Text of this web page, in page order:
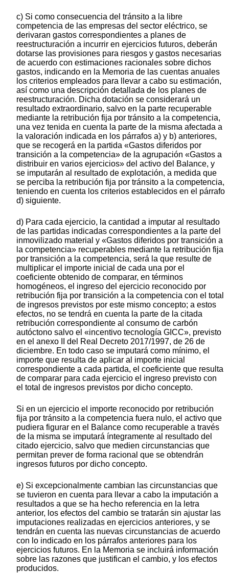
c) Si como consecuencia del tránsito a la libre
competencia de las empresas del sector eléctrico, se
derivaran gastos correspondientes a planes de
reestructuración a incurrir en ejercicios futuros, deberán
dotarse las provisiones para riesgos y gastos necesarias
de acuerdo con estimaciones racionales sobre dichos
gastos, indicando en la Memoria de las cuentas anuales
los criterios empleados para llevar a cabo su estimación,
así como una descripción detallada de los planes de
reestructuración. Dicha dotación se considerará un
resultado extraordinario, salvo en la parte recuperable
mediante la retribución fija por tránsito a la competencia,
una vez tenida en cuenta la parte de la misma afectada a
la valoración indicada en los párrafos a) y b) anteriores,
que se recogerá en la partida «Gastos diferidos por
transición a la competencia» de la agrupación «Gastos a
distribuir en varios ejercicios» del activo del Balance, y
se imputarán al resultado de explotación, a medida que
se perciba la retribución fija por tránsito a la competencia,
teniendo en cuenta los criterios establecidos en el párrafo
d) siguiente.
d) Para cada ejercicio, la cantidad a imputar al resultado
de las partidas indicadas correspondientes a la parte del
inmovilizado material y «Gastos diferidos por transición a
la competencia» recuperables mediante la retribución fija
por transición a la competencia, será la que resulte de
multiplicar el importe inicial de cada una por el
coeficiente obtenido de comparar, en términos
homogéneos, el ingreso del ejercicio reconocido por
retribución fija por transición a la competencia con el total
de ingresos previstos por este mismo concepto; a estos
efectos, no se tendrá en cuenta la parte de la citada
retribución correspondiente al consumo de carbón
autóctono salvo el «incentivo tecnología GICC», previsto
en el anexo II del Real Decreto 2017/1997, de 26 de
diciembre. En todo caso se imputará como mínimo, el
importe que resulta de aplicar al importe inicial
correspondiente a cada partida, el coeficiente que resulta
de comparar para cada ejercicio el ingreso previsto con
el total de ingresos previstos por dicho concepto.
Si en un ejercicio el importe reconocido por retribución
fija por tránsito a la competencia fuera nulo, el activo que
pudiera figurar en el Balance como recuperable a través
de la misma se imputará íntegramente al resultado del
citado ejercicio, salvo que medien circunstancias que
permitan prever de forma racional que se obtendrán
ingresos futuros por dicho concepto.
e) Si excepcionalmente cambian las circunstancias que
se tuvieron en cuenta para llevar a cabo la imputación a
resultados a que se ha hecho referencia en la letra
anterior, los efectos del cambio se tratarán sin ajustar las
imputaciones realizadas en ejercicios anteriores, y se
tendrán en cuenta las nuevas circunstancias de acuerdo
con lo indicado en los párrafos anteriores para los
ejercicios futuros. En la Memoria se incluirá información
sobre las razones que justifican el cambio, y los efectos
producidos.